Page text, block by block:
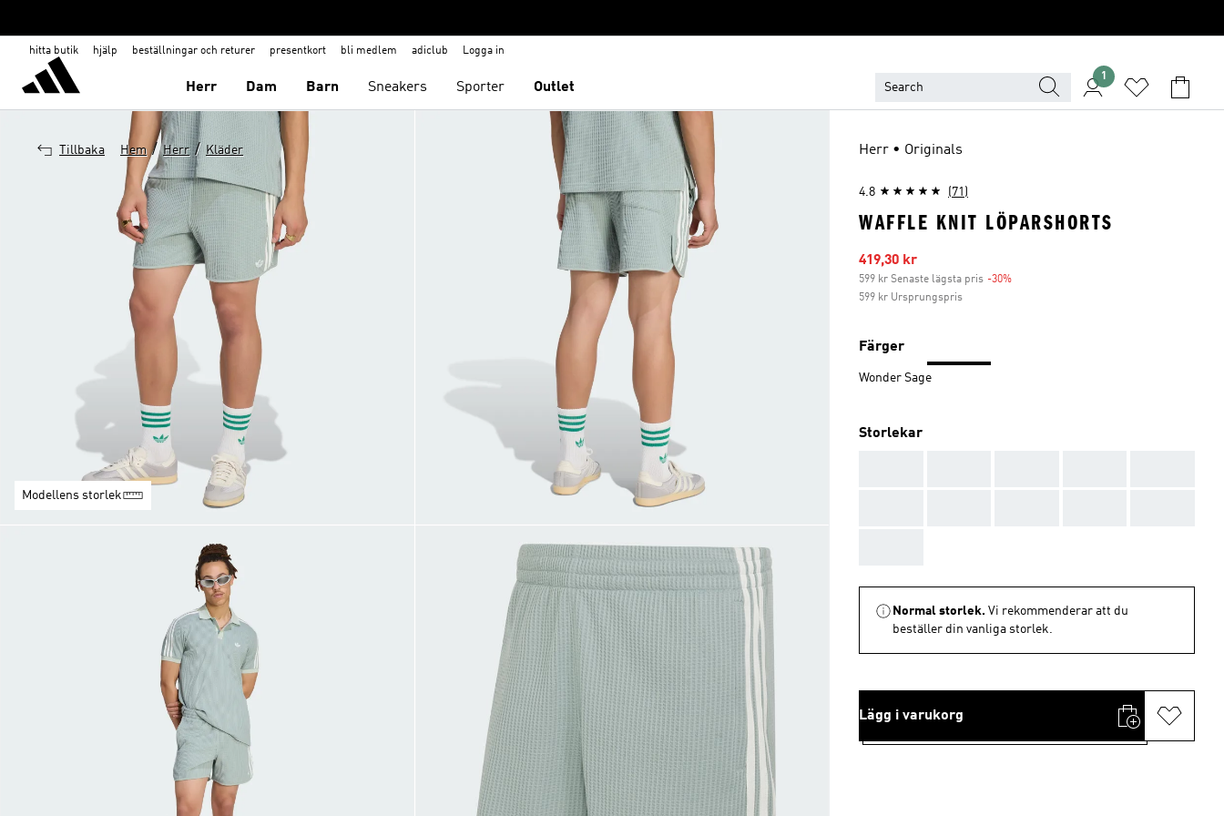
hitta butik hjälp beställningar och returer presentkort bli medlem adiclub Logga in
Herr Dam Barn Sneakers Sporter Outlet
1
Tillbaka Hem / Herr / Kläder
Modellens storlek
Herr • Originals
4.8 (71)
WAFFLE KNIT LÖPARSHORTS
Reapris
419,30 kr
599 kr Senaste lägsta pris -30%
599 kr Ursprungspris
Färger
Wonder Sage
Storlekar
Normal storlek. Vi rekommenderar att du
beställer din vanliga storlek.
Lägg i varukorg